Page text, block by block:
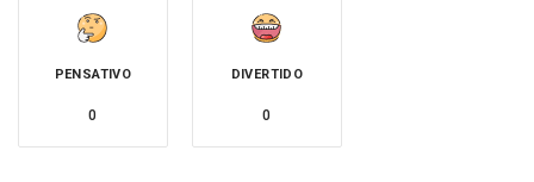
PENSATIVO
0
DIVERTIDO
0